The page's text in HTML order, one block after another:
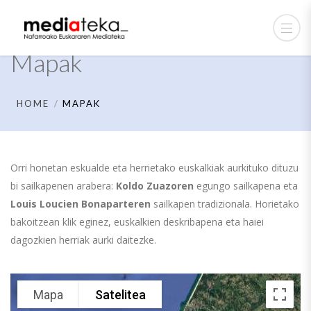
Mapak
HOME MAPAK
Orri honetan eskualde eta herrietako euskalkiak aurkituko dituzu
bi sailkapenen arabera: Koldo Zuazoren egungo sailkapena eta
Louis Loucien Bonaparteren sailkapen tradizionala. Horietako
bakoitzean klik eginez, euskalkien deskribapena eta haiei
dagozkien herriak aurki daitezke.
Mapa Satelitea